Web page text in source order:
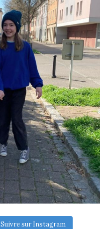
Suivre sur Instagram